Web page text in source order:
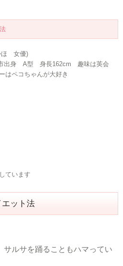
ほ 女優)
出身 A型 身長162cm 趣味は英会
ペコちゃんが大好き
ています
ット法
サルサを踊ることもハマってい